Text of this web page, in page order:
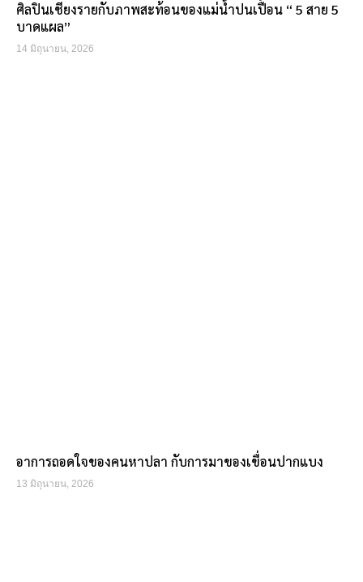
ศิลปินเชียงรายกับภาพสะท้อนของแม่น้ำปนเปื้อน “ 5 สาย 5
บาดแผล”
14 มิถุนายน, 2026
อาการถอดใจของคนหาปลา กับการมาของเขื่อนปากแบง
13 มิถุนายน, 2026